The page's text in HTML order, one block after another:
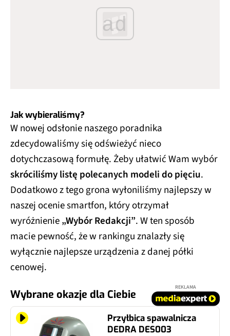
ad
Jak wybieraliśmy?
W nowej odsłonie naszego poradnika
zdecydowaliśmy się odświeżyć nieco
dotychczasową formułę. Żeby ułatwić Wam wybór
skróciliśmy listę polecanych modeli do pięciu.
Dodatkowo z tego grona wyłoniliśmy najlepszy w
naszej ocenie smartfon, który otrzymał
wyróżnienie„Wybór Redakcji”. W ten sposób
macie pewność, że w rankingu znalazły się
wyłącznie najlepsze urządzenia z danej półki
cenowej.
Wybrane okazje dla Ciebie
REKLAMA
Przyłbica spawalnicza
DEDRA DES003